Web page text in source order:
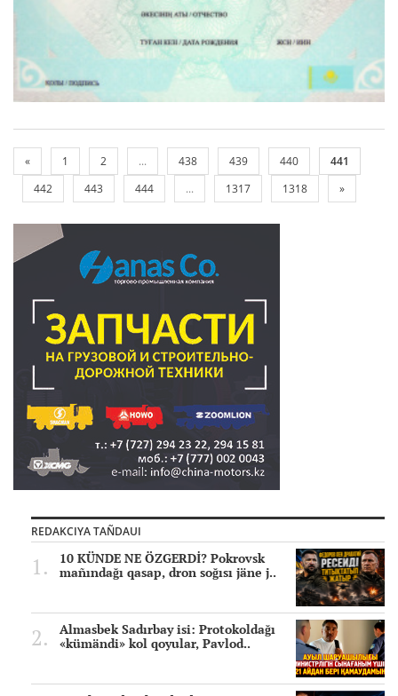
« 1 2 ... 438 439 440
441
442
443 444 ... 1317 1318 »
REDAKCIYA TAÑDAUI
10 KÜNDE NE ÖZGERDİ? Pokrovsk
mañındağı qasap, dron soğısı jäne j..
Almasbek Sadırbay isi: Protokoldağı
«kümändi» kol qoyular, Pavlod..